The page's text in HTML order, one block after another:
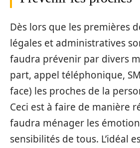
Dès lors que les premières
légales et administratives
faudra prévenir par divers
part, appel téléphonique,
face) les proches de la
Ceci est à faire de manière
faudra ménager les
sensibilités de tous. L’idéal